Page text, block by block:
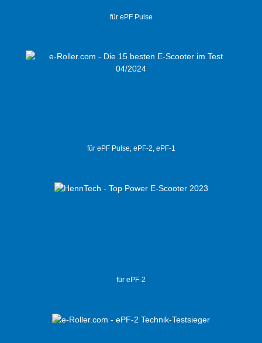
für ePF Pulse
für ePF Pulse, ePF-2, ePF-1
für ePF-2